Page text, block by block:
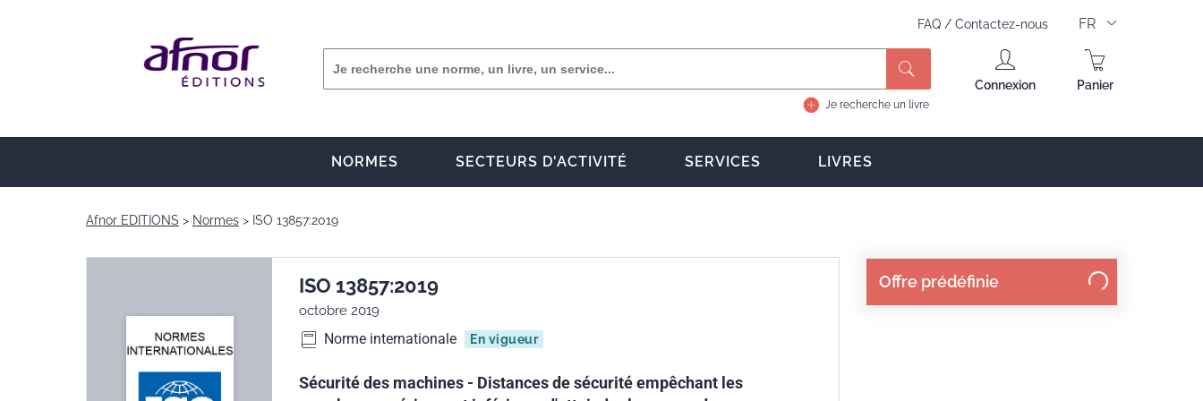
FAQ / Contactez-nous FR
Je recherche un livre
Connexion Panier
NORMES SECTEURS D'ACTIVITÉ SERVICES LIVRES
Afnor EDITIONS Normes ISO 13857:2019
Offre prédéfinie
ISO 13857:2019
octobre 2019
Norme internationale En vigueur
Sécurité des machines - Distances de sécurité empêchant les